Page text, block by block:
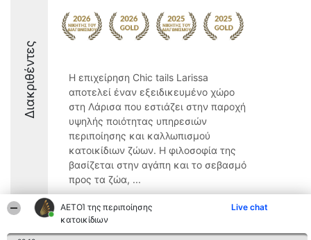
ΑΕΤΟΊ της περιποίησης
κατοικίδιων
Live chat
Διακριθέντες
Η επιχείρηση Chic tails Larissa
αποτελεί έναν εξειδικευμένο χώρο
στη Λάρισα που εστιάζει στην παροχή
υψηλής ποιότητας υπηρεσιών
περιποίησης και καλλωπισμού
κατοικίδιων ζώων. Η φιλοσοφία της
βασίζεται στην αγάπη και το σεβασμό
προς τα ζώα, ...
9.7